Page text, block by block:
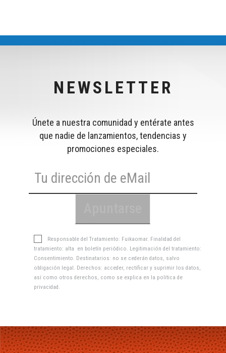
NEWSLETTER
Únete a nuestra comunidad y entérate antes
que nadie de lanzamientos, tendencias y
promociones especiales.
Responsable del Tratamiento: Fuikaomar. Finalidad del
tratamiento: alta en boletín periódico. Legitimación del tratamiento:
Consentimiento. Destinatarios: no se cederán datos, salvo
obligación legal. Derechos: acceder, rectificar y suprimir los datos,
así como otros derechos, como se explica en la política de
privacidad